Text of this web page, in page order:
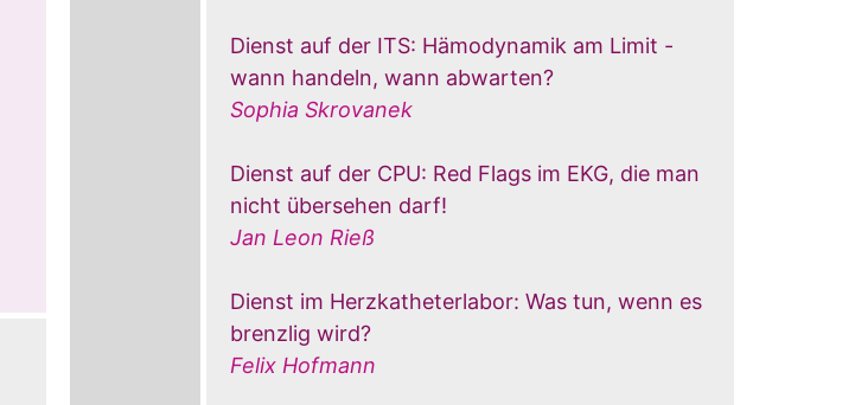
Dienst auf der ITS: Hämodynamik am Limit -
wann handeln, wann abwarten?
Sophia Skrovanek
Dienst auf der CPU: Red Flags im EKG, die man
nicht übersehen darf!
Jan Leon Rieß
Dienst im Herzkatheterlabor: Was tun, wenn es
brenzlig wird?
Felix Hofmann